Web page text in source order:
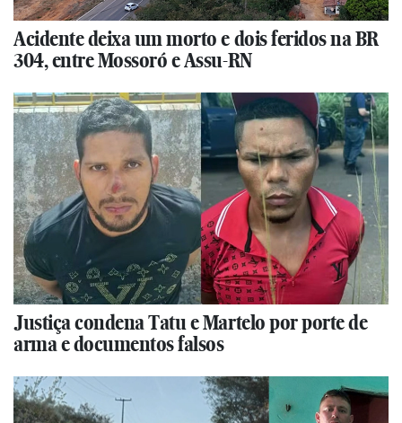
Acidente deixa um morto e dois feridos na BR
304, entre Mossoró e Assu-RN
Justiça condena Tatu e Martelo por porte de
arma e documentos falsos